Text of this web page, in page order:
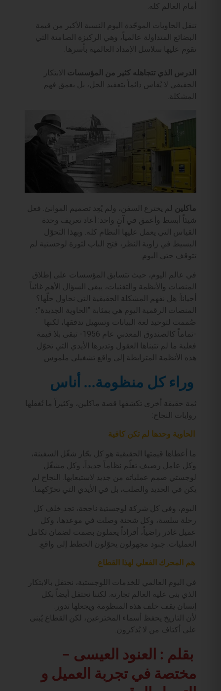
أمام العالم كله.
تنقل الحاويات الموحّدة اليوم النسبة الأكبر من قيمة
البضائع المتداولة عالمياً، وهي الركيزة الصامتة التي
تقوم عليها سلاسل الإمداد العالمية بأسرها.
الدرس الذي تتجاهله كثير من المؤسسات الابتكار
الحقيقي لا يُقاس دائماً بتعقيد الحل، بل بعمق فهم
المشكلة.
ماكلين
لم يخترع السفن، ولم يُعِد تصميم الموانئ. فعل
شيئاً أبسط وأعمق في آنٍ واحد: أعاد تعريف وحدة
القياس التي يعمل عليها النظام كله. وبهذا التحوّل
البسيط في زاوية النظر، فتح الباب لثورة لوجستية لم
تتوقف حتى اليوم.
في عالم اليوم، حيث تتسابق المؤسسات على إطلاق
المنصات والأنظمة والتقنيات، يبقى السؤال الأهم غائباً
أحياناً: هل نفهم المشكلة الحقيقية التي نحاول حلّها؟
المنصات الرقمية اليوم هي بمثابة “الحاوية الجديدة”؛
صُممت لتوحيد لغة البيانات وتسهيل تدفقها، لكنها
-تماماً كالصندوق المعدني عام 1956- تبقى بلا قيمة
فعلية ما لم تتبناها العقول وتديرها الأيدي التي تحوّل
هذه الأنظمة المترابطة إلى واقع تشغيلي ملموس.
وراء كل منظومة… أناس
ثمة حقيقة أخرى تكشفها قصة ماكلين، وكثيراً ما تُغفلها
روايات النجاح:
الحاوية وحدها لم تكن كافية
ما أعطاها قيمتها الحقيقية هو كل بحّار شغّل السفينة،
وكل عامل رصيف تعلّم نظاماً جديداً، وكل مشغّل
لوجستي صمم عملياته من جديد لاستيعابها. النجاح لم
يكن في الحديد والصلب، بل في الأيدي التي تحرّكهما.
اليوم، وفي كل شركة لوجستية ناجحة، تجد خلف كل
رحلة سلسة، وكل شحنة وصلت في موعدها، وكل
عميل غادر راضياً، أفراداً يعملون بصمت لضمان تكامل
العمليات. جنود مجهولون يحوّلون الخطط إلى واقع.
هم المحرك الفعلي لهذا القطاع
في اليوم العالمي للخدمات اللوجستية، نحتفل بالابتكار
الذي بنى عليه العالم تجارته. لكننا نحتفل أيضاً بكل
إنسان يقف خلف هذه المنظومة ويجعلها تدور.
لأن التاريخ يحفظ أسماء المخترعين، لكن القطاع يُبنى
على أكتاف من لا يُذكرون.
بقلم : العنود العيسى –
مختصة في تجربة العميل و